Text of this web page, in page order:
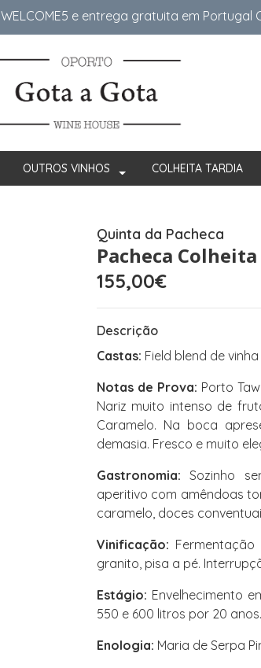
e entrega gratuita em
OUTROS VINHOS COLHEITA TARDIA
Quinta da Pacheca
Pacheca
155,00€
Descrição
Castas: Field blend de
Notas de Prova: Porto
Nariz muito intenso de
Caramelo. Na boca
demasia. Fresco e muito
Gastronomia: Sozinho
aperitivo com amêndoas
caramelo, doces
Vinificação:
granito, pisa a pé.
Estágio: Envelhecimento
550 e 600 litros por 20 anos.
Enologia: Maria de Serpa